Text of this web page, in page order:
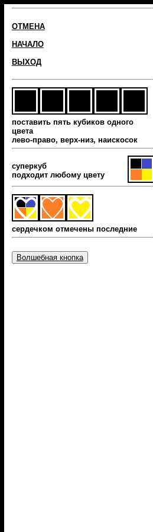
ОТМЕНА
НАЧАЛО
ВЫХОД
поставить пять кубиков одного
цвета
лево-право, верх-низ, наиcкосок
суперкуб
подходит любому цвету
сердечком отмечены последние
Волшебная кнопка